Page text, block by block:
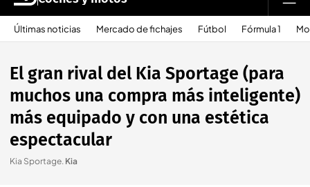
Últimas noticias Mercado de fichajes Fútbol Fórmula 1
El gran rival del Kia Sportage (para
muchos una compra más inteligente)
más equipado y con una estética
espectacular
Kia Sportage. Kia